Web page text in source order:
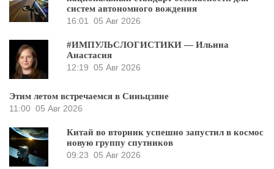
систем автономного вождения
16:01
05 Авг 2026
#ИМПУЛЬСЛОГИСТИКИ — Ильина
Анастасия
12:19 05 Авг 2026
Этим летом встречаемся в Синьцзяне
11:00 05 Авг 2026
Китай во вторник успешно запустил в космос
новую группу спутников
09:23 05 Авг 2026